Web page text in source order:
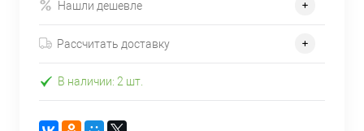
Нашли дешевле
Рассчитать доставку
В наличии: 2 шт.